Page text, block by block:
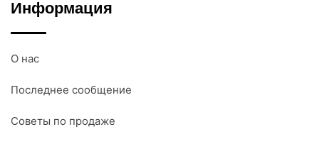
Информация
О нас
Последнее сообщение
Советы по продаже